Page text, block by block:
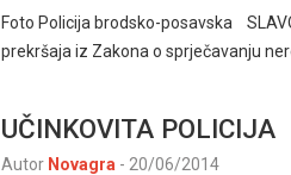
Foto Policija brodsko-posavska
prekršaja iz Zakona o sprječavanju
UČINKOVITA POLICIJA
Autor Novagra - 20/06/2014